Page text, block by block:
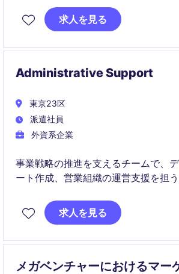
ン、顧客との連携を通じて、金融市
高めることができます。
求人を見る
Administrative Support
東京23区
派遣社員
外資系企業
事業戦略の推進を支えるチームで、
ート作成、営業組織の運営支援を担
ら、事業成長に直結する幅広い業務
求人を見る
メガベンチャーにおけるマー